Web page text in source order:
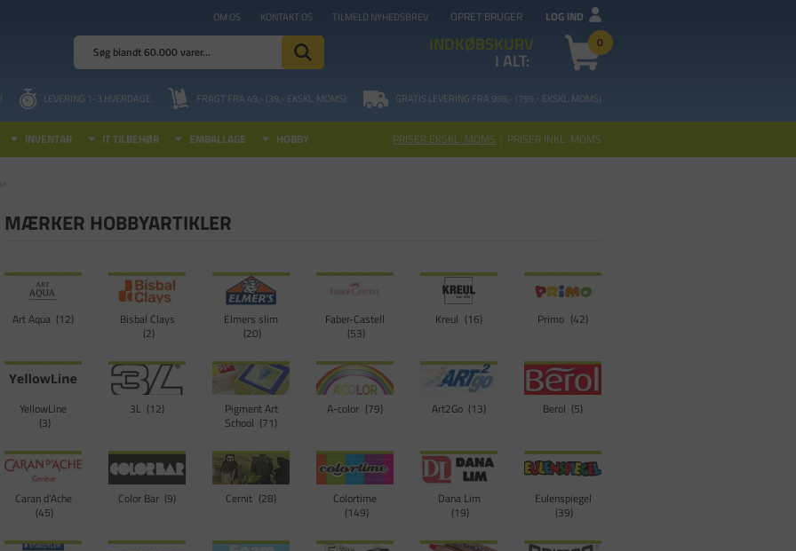
OM OS KONTAKT OS TILMELD NYHEDSBREV OPRET BRUGER LOG IND
INDKØBSKURV 0
I ALT:
LEVERING 1-3 HVERDAGE FRAGT FRA 49,- (39,- EKSKL. MOMS) GRATIS LEVERING FRA 999,- (799,- EKSKL. MOMS)
INVENTAR IT TILBEHØR EMBALLAGE HOBBY PRISER EKSKL. MOMS | PRISER INKL. MOMS
MÆRKER HOBBYARTIKLER
Art Aqua 12
Bisbal Clays
2
Elmers slim
20
Faber-Castell
53
Kreul 16 Primo 42
YellowLine
3
3L 12
Pigment Art
School 71
A-color 79 Art2Go 13 Berol 5
Caran d'Ache
45
Color Bar 9 Cernit 28
Colortime
149
Dana Lim
19
Eulenspiegel
39